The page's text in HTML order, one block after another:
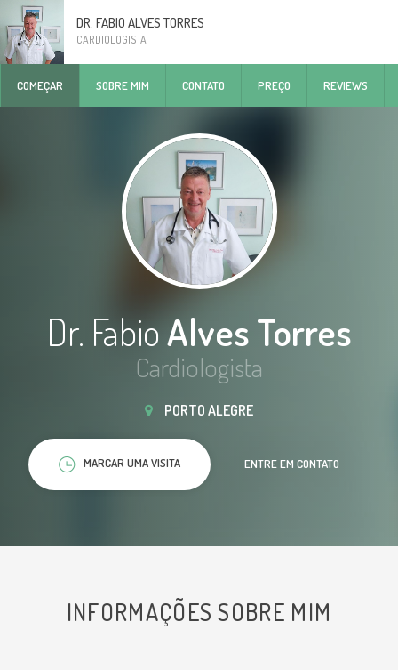
DR. FABIO ALVES TORRES
CARDIOLOGISTA
COMEÇAR SOBRE MIM CONTATO PREÇO REVIEWS
Dr. FabioAlves Torres
Cardiologista
PORTO ALEGRE
MARCAR UMA VISITA ENTRE EM CONTATO
INFORMAÇÕES SOBRE MIM